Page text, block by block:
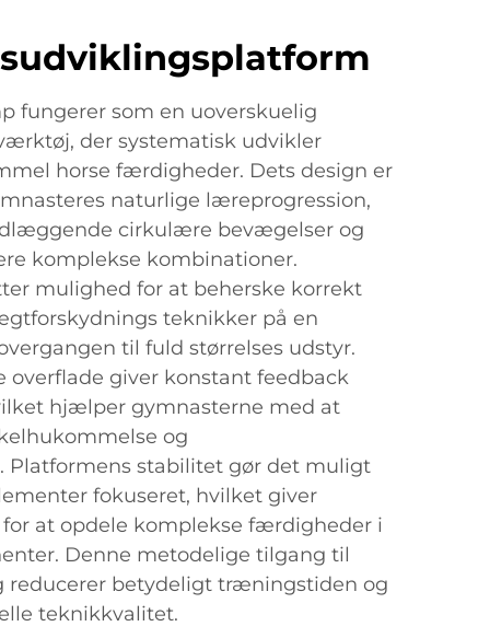
fungerer som en uoverskuelig
der systematisk udvikler
horse færdigheder. Dets design er
naturlige læreprogression,
cirkulære bevægelser og
komplekse kombinationer.
mulighed for at beherske korrekt
teknikker på en
til fuld størrelses udstyr.
overflade giver konstant feedback
hjælper gymnasterne med at
og
Platformens stabilitet gør det muligt
fokuseret, hvilket giver
at opdele komplekse færdigheder i
Denne metodelige tilgang til
betydeligt træningstiden og
teknikkvalitet.